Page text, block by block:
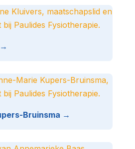
Bruinsma →